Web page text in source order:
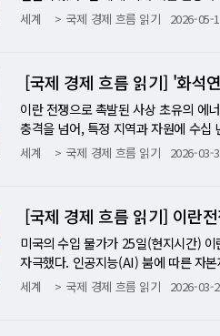
의 효과는 유한하다. BOJ의 다음 금
구에 따르면 최전선 AI 모델들은 과제
러의 자금을 확보하기 위한 기업공개
동시에 자극할 수 있다. 영국 국가사
I 에이전트들이 드론을 장악해 사람을
하다고 했다. "AI 에이전트들은 이제
s] 첫째, 한국 AI·사이버 인프라 기업
도 AI 안전법과 AI 진흥 사이의 균형
한 격리·감시·사고 대응 체계 없이
역할에 대한 정책적 시각을 재검토하
다. 이는 AI 접근 제한 정책이 오히려
히 안보 논리만이 아닌 실제 보안 효
도박판에서 모두가 흥분에 열중하는
뛰어넘는 속도로 2.8%로 내려오며 안
는 한국의 거울이다. 레이디 칼럼니
지지하는 데 실패했다는 것이다. 금리
의 GPIF 카드가 하나의 참고 모델이
자를 확대하는 방향으로 전환한다면,
금융시장 육성과 연금 수익률 극대화
연기금 이탈이 더해지는 시나리오는
자산 투자 확대 방침이 7월 10일 서
가, 금리 채널이 아닌 '자본 귀환' 채널
293조 6,000억 엔의 절반이 해외에 있
국 중 하나가 이탈하는 것이다. 이미
스보드의 6월 소비자신뢰지수는 91.2
6.43%로 낮아져 주택 구매자들에게
내리기 어려운 구조적 이유-미국 재
러나 경고는 남아 유럽은 이번 유가
서 예상을 상회하는 속도로 내려왔다.
는 기대감이 나온다. 그러나 ECB 정
0억 달러)를 넘어서며 최근 수년간 급
어떤 실질적 조치를 취할지, 어떻게
암 — 일본 성장의 빛, 중국 AI 버블 경
의 경제성장 연속 기록에 근접하고 있
은행의 금리 정상화 행보를 동시에 견
00건 이상 이뤄지고 있다. 히트맵뉴
고 있다. 지구의 이 '밀어내기 효과'가
24시간 끊임없이 내리쬔다. 지역 주
지는 상황에서 우주의 매력이 특히
는 2030년대 중반이면, 궤도 데이터센
산한다. 경쟁자들의 합류-베이조스,
야심찬 일정"이라며 머스크의 속도에
중이다. 구글 자체 TPU AI 칩을 탑재
가 유력하다. 스타트업 생태계도 움
한 시험 위성을 발사했다. 랑데부 로
빈후드 공동창업자 바이주 바트가 설
촬영을 요청받았다고 전했다. 폴리마
다른 영상은 그의 폴리마켓 계좌에 3
에서 해당 영상들을 모두 지웠다.
익을 "공짜 돈(free money)"이라 표현
드를 제공했다고 전직 크리에이터들
ree bread)"이라는 표현도 27건, "이
거래하는 짧은 영상을 만든다. 셋째
배포한다. 폴리마켓은 '바이럴리티
적으로 한다. 6월 초 기준, 시청자의
메시지에 따르면, 바이럴리티는 클리
단체 채팅방에서 이렇게 지시했다. "
4년 말까지 분기당 300톤을 초과하는
포 무역(fear trade)'이라 불리는 투자
프 2기 출범 이후의 특수한 공포가 포
안전자산으로 더욱 부각시켰다. 이 세
버가 식고 있다-수요 붕괴의 해부 문
그 현실을 숫자로 보여 준다. 중앙은
60.2톤이었다. 높아진 가격이 스스로
을 부과하기도 했다. 금 ETF로의 투
1분기 기준 전년비 9% 감소한 1195.9
것이 오히려 주목할 대목이다. 전통 수
공식을 뒤집었다-유가가 오르는데 금
026년에만 43억 달러의 손실이 발생
수도 있다." IPO 공시에서 자사의 흑
장 불편한 문장이다. 재무제표는 두
로 축적된 우주 발사 경쟁력이다. 다
이야기에 더 높은 값을 매길 것인지가
의 '총 주소 가능 시장(TAM)'을 285억
식 교환(all-stock) 방식으로 인수하
전 세계 위성망과 지상 인프라를 AI
계약에서 드러난다. 스페이스X는 자
9년 5월까지 받는 계약을 맺었다. 한
록(Grok)과 직접 경쟁하는 라이벌이
렇게 말했다. "호르무즈 해협이 앞으
원유 교역량의 약 25%다. IEA는 이
직후 90% 이상 급감했다. 엘에리안
위원회에서 미군의 군사 행동이 이란
"명확한 징후가 없다"고 했다. 그는 "
계에 선명하게 들리고 있다"고 덧붙
중하고 있다." 그의 시나리오는 구체
은 실질적으로 더 오르고 세계를 글
장 혹독한 부분을 어느 정도 피할 수
으로부터 자유로울 수 없다. 1969~70
인사이더와의 인터뷰에서 미국의 침
세계 국제 경제 흐름 읽기 2026-05-
이란 전쟁으로 촉발된 사상 초유의 에
충격을 넘어, 특정 지역과 자원에 수십
것이다. 28일(현지시간) 오일프라이
다. 세계 LNG 물동량의 5분의 1, 원
료 부족과 정전 사태가 속출하고 있다
고가 현실이 되고 있다. '세 번째 에너
스트 데이비드 월리스 웰즈는 이번 이
시아의 우크라이나 침공에 이어 불과
세계 국제 경제 흐름 읽기 2026-03-
[국제 경제 흐름 읽기] 이란
미국의 수입 물가가 25일(현지시간)
자극했다. 인공지능(AI) 붐에 따른 자
터통신 등 외신들에 따르면 미국 노동
세계 국제 경제 흐름 읽기 2026-03-